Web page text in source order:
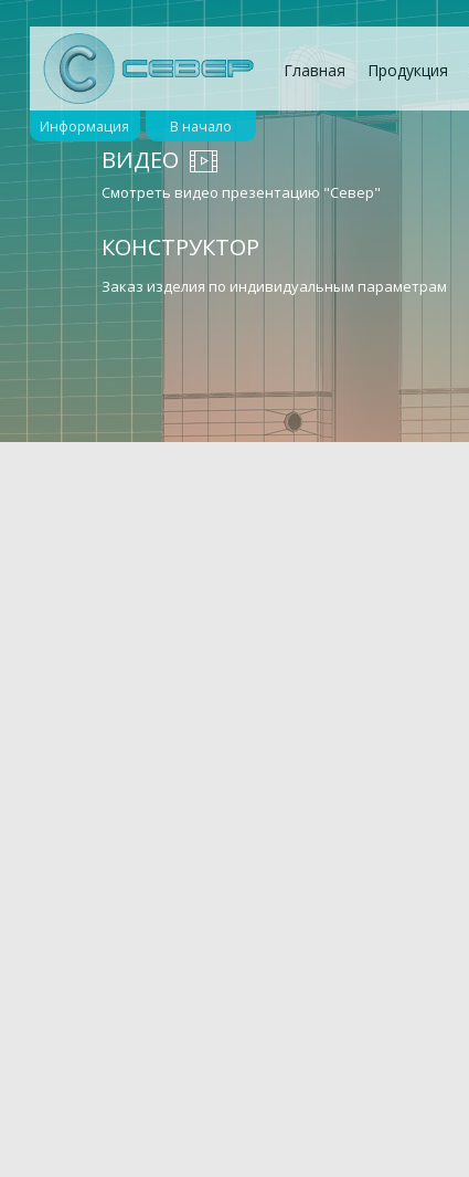
Главная Продукция
ВИДЕО
Смотреть видео презентацию "Север"
КОНСТРУКТОР
Заказ изделия по индивидуальным параметрам
Информация В начало